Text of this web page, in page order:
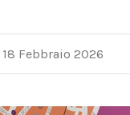
18 Febbraio 2026